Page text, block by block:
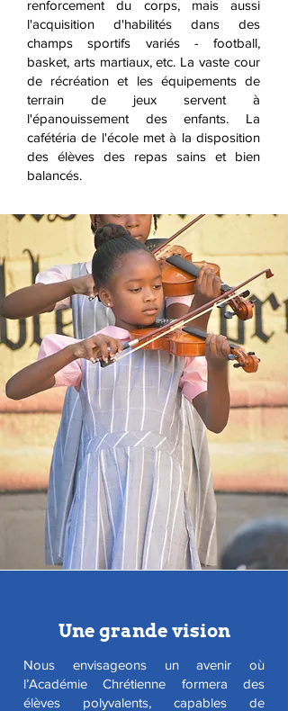
renforcement du corps, mais aussi
l'acquisition d'habilités dans des
champs sportifs variés - football,
basket, arts martiaux, etc. La vaste cour
de récréation et les équipements de
terrain de jeux servent à
l'épanouissement des enfants. La
cafétéria de l'école met à la disposition
des élèves des repas sains et bien
balancés.
Une grande vision
Nous envisageons un avenir où
l’Académie Chrétienne formera des
élèves polyvalents, capables de